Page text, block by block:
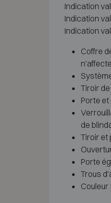
Indication
Indication
Indication
Coffre
Tiroir
Porte
de
Tiroir et
Porte
Trous
Couleur